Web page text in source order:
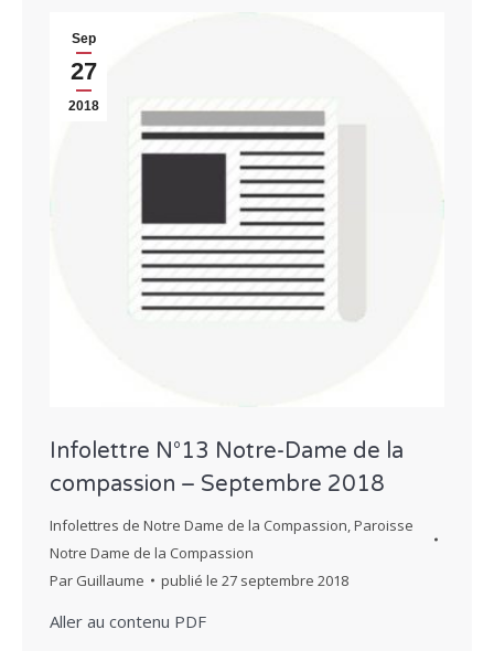
Sep
27
2018
Infolettre N°13 Notre-Dame de la
compassion – Septembre 2018
Infolettres de Notre Dame de la Compassion,Paroisse
Notre Dame de la Compassion
Par Guillaume publié le 27 septembre 2018
Aller au contenu PDF